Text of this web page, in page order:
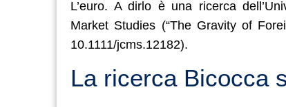
L’euro. A dirlo è una ricerca
Market Studies (“The Gravity of
10.1111/jcms.12182).
La ricerca Bicocca